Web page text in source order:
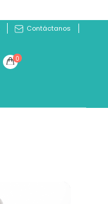
Contáctanos
0